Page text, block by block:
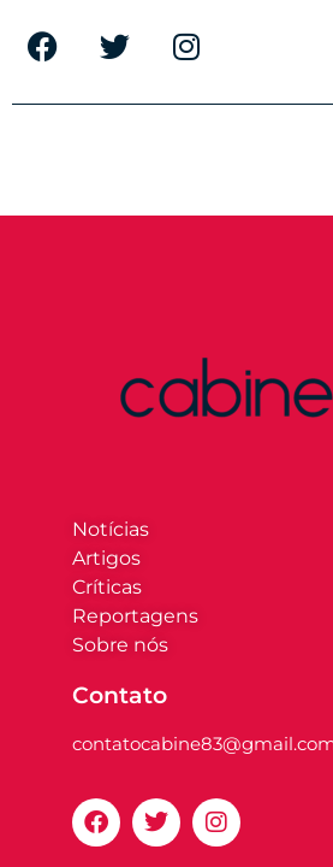
Notícias
Artigos
Críticas
Reportagens
Sobre nós
Contato